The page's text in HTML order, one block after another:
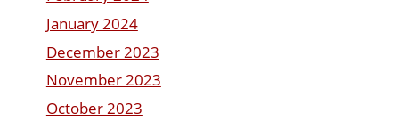
January 2024
December 2023
November 2023
October 2023